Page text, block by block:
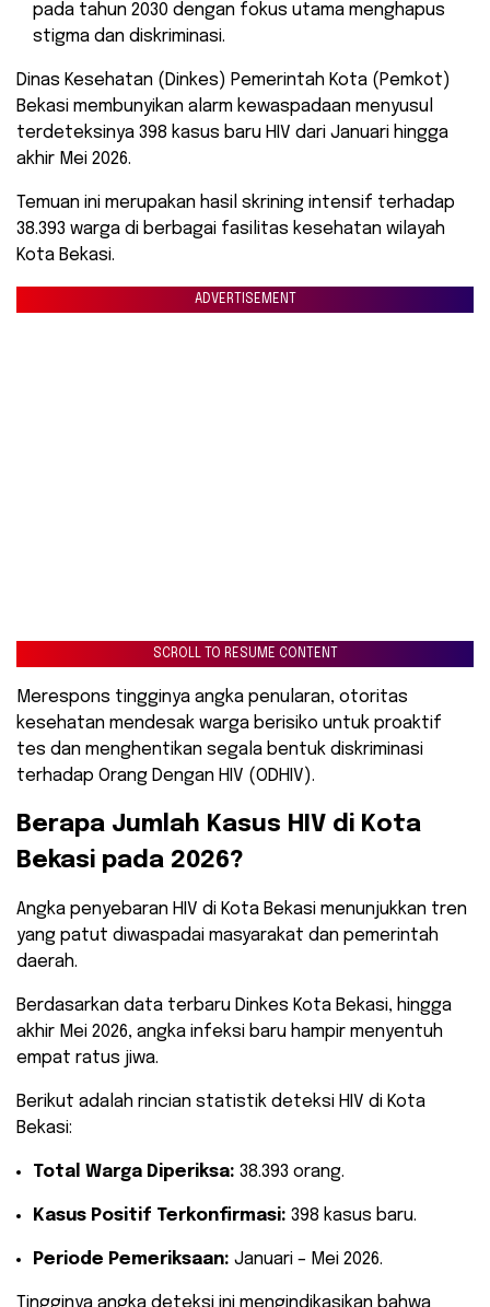
pada tahun 2030 dengan fokus utama menghapus
stigma dan diskriminasi.
​Dinas Kesehatan (Dinkes) Pemerintah Kota (Pemkot)
Bekasi membunyikan alarm kewaspadaan menyusul
terdeteksinya 398 kasus baru HIV dari Januari hingga
akhir Mei 2026.
Temuan ini merupakan hasil skrining intensif terhadap
38.393 warga di berbagai fasilitas kesehatan wilayah
Kota Bekasi.
ADVERTISEMENT
SCROLL TO RESUME CONTENT
Merespons tingginya angka penularan, otoritas
kesehatan mendesak warga berisiko untuk proaktif
tes dan menghentikan segala bentuk diskriminasi
terhadap Orang Dengan HIV (ODHIV).
​Berapa Jumlah Kasus HIV di Kota
Bekasi pada 2026?
​Angka penyebaran HIV di Kota Bekasi menunjukkan tren
yang patut diwaspadai masyarakat dan pemerintah
daerah.
Berdasarkan data terbaru Dinkes Kota Bekasi, hingga
akhir Mei 2026, angka infeksi baru hampir menyentuh
empat ratus jiwa.
​Berikut adalah rincian statistik deteksi HIV di Kota
Bekasi:
Total Warga Diperiksa: 38.393 orang.
Kasus Positif Terkonfirmasi: 398 kasus baru.
Periode Pemeriksaan: Januari – Mei 2026.
​Tingginya angka deteksi ini mengindikasikan bahwa